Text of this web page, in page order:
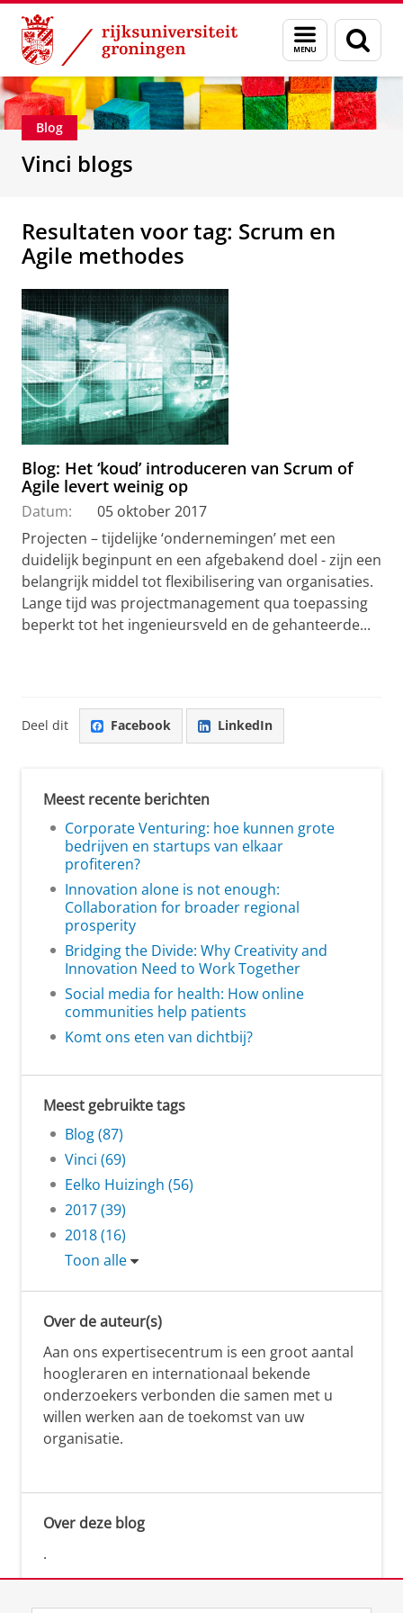
Skip
Content
Skip
Navigation
Menu
en
zoeken
Department of Innovation Management &
Blog
Vinci blogs
Resultaten voor tag: Scrum en
Agile methodes
Blog: Het ‘koud’ introduceren van Scrum of
Agile levert weinig op
Datum:
05 oktober 2017
Projecten – tijdelijke ‘ondernemingen’ met een
duidelijk beginpunt en een afgebakend doel - zijn een
belangrijk middel tot flexibilisering van organisaties.
Lange tijd was projectmanagement qua toepassing
beperkt tot het ingenieursveld en de gehanteerde...
Deel dit Facebook LinkedIn
Meest recente berichten
Corporate Venturing: hoe kunnen grote
bedrijven en startups van elkaar
profiteren?
Innovation alone is not enough:
Collaboration for broader regional
prosperity
Bridging the Divide: Why Creativity and
Innovation Need to Work Together
Social media for health: How online
communities help patients
Komt ons eten van dichtbij?
Meest gebruikte tags
Blog (87)
Vinci (69)
Eelko Huizingh (56)
2017 (39)
2018 (16)
Toon alle
Over de auteur(s)
Aan ons expertisecentrum is een groot aantal
hoogleraren en internationaal bekende
onderzoekers verbonden die samen met u
willen werken aan de toekomst van uw
organisatie.
Over deze blog
.